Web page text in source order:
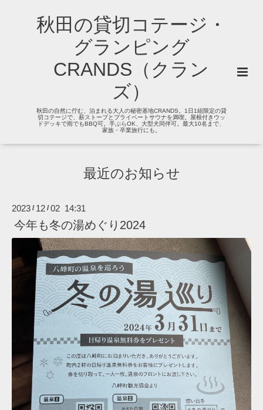
秋田の貸切コテージ・
グランピング
CRANDS（クラン
ズ）
秋田の自然に佇む、泊まれる大人の秘密基地CRANDS。1日1組限定の貸
切コテージで、薪ストーブとプライベートサウナを満喫。屋根付きウッ
ドデッキで雨でもBBQ可。手ぶらOK、大型犬同伴可。最大10名まで、
家族・卒業旅行にも。
最近のお知らせ
2023 / 12 / 02 14:31
今年も冬の湯めぐり2024